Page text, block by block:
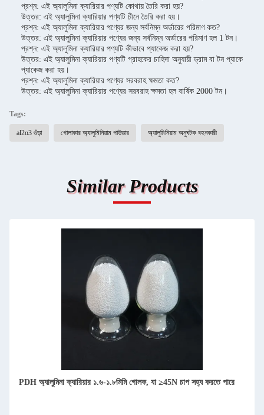
প্রশ্ন: এই অ্যালুমিনা ক্যারিয়ার পণ্যটি কোথায় তৈরি করা হয়?
উত্তর: এই অ্যালুমিনা ক্যারিয়ার পণ্যটি চীনে তৈরি করা হয়।
প্রশ্ন: এই অ্যালুমিনা ক্যারিয়ার পণ্যের জন্য সর্বনিম্ন অর্ডারের পরিমাণ কত?
উত্তর: এই অ্যালুমিনা ক্যারিয়ার পণ্যের জন্য সর্বনিম্ন অর্ডারের পরিমাণ হল 1 টন।
প্রশ্ন: এই অ্যালুমিনা ক্যারিয়ার পণ্যটি কীভাবে প্যাকেজ করা হয়?
উত্তর: এই অ্যালুমিনা ক্যারিয়ার পণ্যটি গ্রাহকের চাহিদা অনুযায়ী ড্রাম বা টন প্যাকে
প্যাকেজ করা হয়।
প্রশ্ন: এই অ্যালুমিনা ক্যারিয়ার পণ্যের সরবরাহ ক্ষমতা কত?
উত্তর: এই অ্যালুমিনা ক্যারিয়ার পণ্যের সরবরাহ ক্ষমতা হল বার্ষিক 2000 টন।
Tags:
al2o3 গুঁড়া গোলাকার অ্যালুমিনিয়াম পাউডার অ্যালুমিনিয়াম অনুঘটক বহনকারী
Similar Products
PDH অ্যালুমিনা ক্যারিয়ার ১.৬-১.৮মিমি গোলক, যা ≥45N চাপ সহ্য করতে পারে